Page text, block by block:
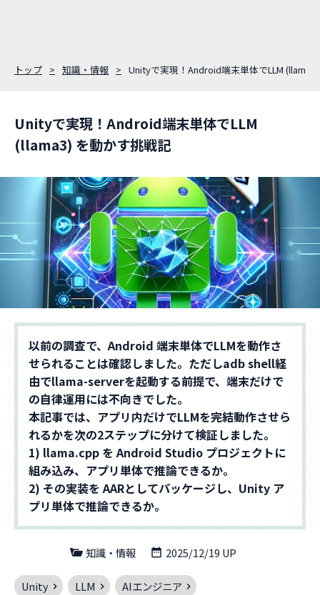
トップ 知識・情報 Unityで実現！Android端末単体でLLM
Unityで実現！Android端末単体でLLM
(llama3) を動かす挑戦記
以前の調査で、Android 端末単体でLLMを動作さ
せられることは確認しました。ただしadb shell経
由でllama-serverを起動する前提で、端末だけで
の自律運用には不向きでした。
本記事では、アプリ内だけでLLMを完結動作させら
れるかを次の2ステップに分けて検証しました。
1) llama.cpp を Android Studio プロジェクトに
組み込み、アプリ単体で推論できるか。
2) その実装を AARとしてパッケージし、Unity ア
プリ単体で推論できるか。
知識・情報 2025/12/19 UP
Unity LLM AIエンジニア